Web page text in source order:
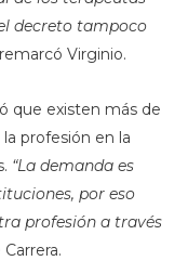
decreto tampoco
Virginio.
que existen más de
profesión en la
“La demanda es
por eso
profesión a través